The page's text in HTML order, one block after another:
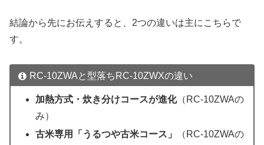
結論から先にお伝えすると、2つの違いは主にこちらで
す。
RC-10ZWAと型落ちRC-10ZWXの違い
加熱方式・炊き分けコースが進化（RC-10ZWAの
み）
古米専用「うるつや古米コース」
（RC-10ZWAの